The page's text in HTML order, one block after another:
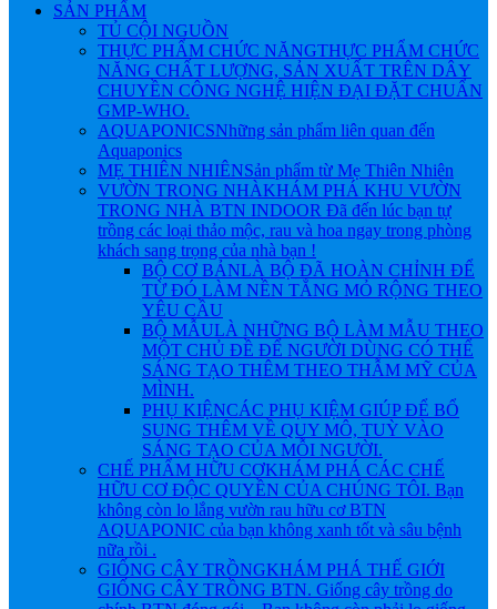
SẢN PHẨM
TỦ CỘI NGUỒN
THỰC PHẨM CHỨC NĂNGTHỰC PHẨM CHỨC
NĂNG CHẤT LƯỢNG, SẢN XUẤT TRÊN DÂY
CHUYỀN CÔNG NGHỆ HIỆN ĐẠI ĐẶT CHUẨN
GMP-WHO.
AQUAPONICSNhững sản phẩm liên quan đến
Aquaponics
MẸ THIÊN NHIÊNSản phẩm từ Mẹ Thiên Nhiên
VƯỜN TRONG NHÀKHÁM PHÁ KHU VƯỜN
TRONG NHÀ BTN INDOOR Đã đến lúc bạn tự
trồng các loại thảo mộc, rau và hoa ngay trong phòng
khách sang trọng của nhà bạn !
BỘ CƠ BẢNLÀ BỘ ĐÃ HOÀN CHỈNH ĐỂ
TỪ ĐÓ LÀM NỀN TẲNG MỎ RỘNG THEO
YÊU CẦU
BỘ MẪULÀ NHỮNG BỘ LÀM MẪU THEO
MỘT CHỦ ĐỀ ĐỂ NGƯỜI DÙNG CÓ THỂ
SÁNG TẠO THÊM THEO THẪM MỸ CỦA
MÌNH.
PHỤ KIỆNCÁC PHỤ KIỆM GIÚP ĐỂ BỔ
SUNG THÊM VỀ QUY MÔ, TUỲ VÀO
SÁNG TẠO CỦA MỖI NGƯỜI.
CHẾ PHẨM HỮU CƠKHÁM PHÁ CÁC CHẾ
HỮU CƠ ĐỘC QUYỀN CỦA CHÚNG TÔI. Bạn
không còn lo lắng vườn rau hữu cơ BTN
AQUAPONIC của bạn không xanh tốt và sâu bệnh
nữa rồi .
GIỐNG CÂY TRỒNGKHÁM PHÁ THẾ GIỚI
GIỐNG CÂY TRỒNG BTN. Giống cây trồng do